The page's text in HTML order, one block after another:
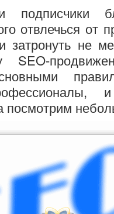
подписчики
отвлечься от
затронуть не
SEO-
посмотрим